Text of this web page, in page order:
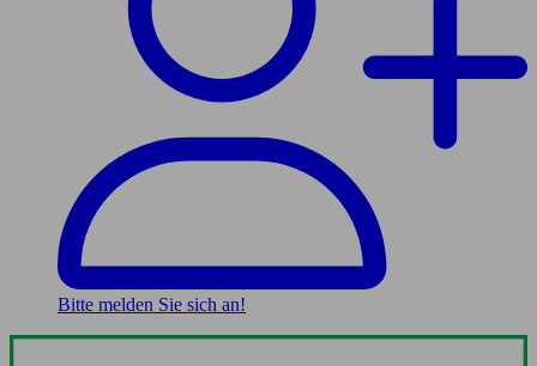
Bitte melden Sie sich an!